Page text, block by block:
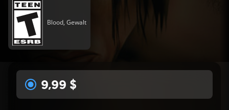
Blood, Gewalt
9,99 $